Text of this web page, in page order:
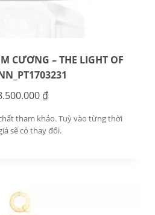
CƯƠNG – THE LIGHT OF
₫
tham khảo. Tuỳ vào từng thời
sẽ có thay đổi.